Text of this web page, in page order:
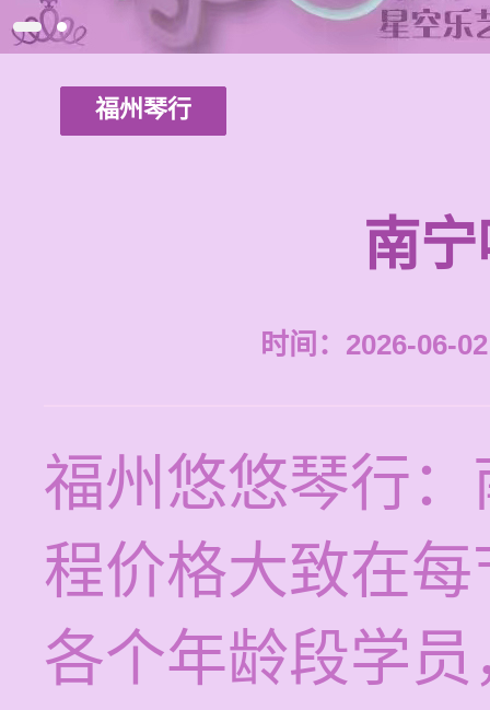
福州琴行
南
时间：2026-06-
福州悠悠琴行
程价格大致在
各个年龄段学